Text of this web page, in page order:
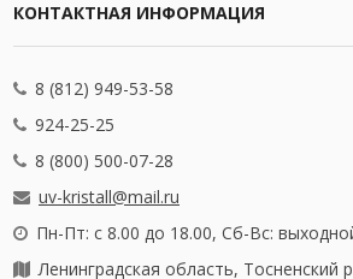
КОНТАКТНАЯ ИНФОРМАЦИЯ
8 (812) 949-53-58
924-25-25
8 (800) 500-07-28
uv-kristall@mail.ru
Пн-Пт: с 8.00 до 18.00, Сб-Вс:
Ленинградская область, Тосненский